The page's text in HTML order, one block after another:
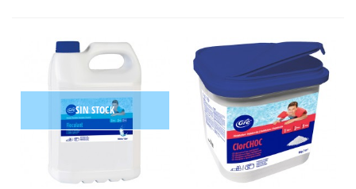
SIN STOCK